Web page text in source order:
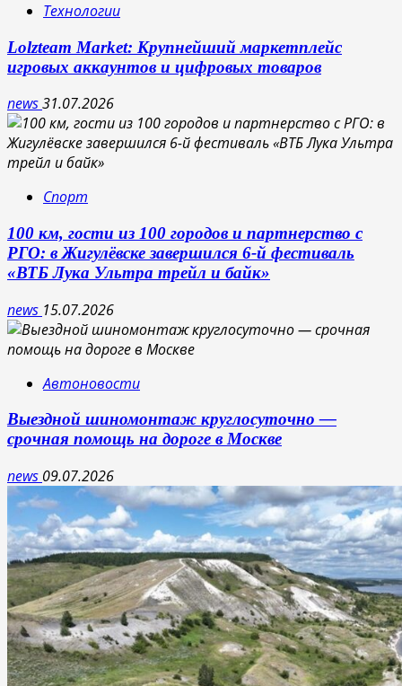
Технологии
Lolzteam Market: Крупнейший маркетплейс
игровых аккаунтов и цифровых товаров
news31.07.2026
Спорт
100 км, гости из 100 городов и партнерство с
РГО: в Жигулёвске завершился 6-й фестиваль
«ВТБ Лука Ультра трейл и байк»
news 15.07.2026
Автоновости
Выездной шиномонтаж круглосуточно —
срочная помощь на дороге в Москве
news 09.07.2026